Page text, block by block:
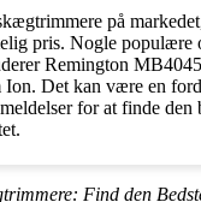
på
pris. Nogle populære
Remington
Det kan være en
for at finde den
Find den